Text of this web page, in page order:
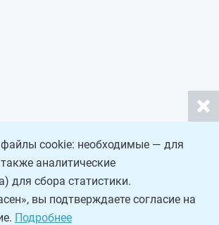
cookie: необходимые — для
аналитические
для сбора статистики.
вы подтверждаете согласие на
Подробнее